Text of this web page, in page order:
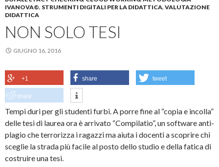
IVANOVA©, STRUMENTI DIGITALI PER LA DIDATTICA, VALUTAZIONE
DIDATTICA
NON SOLO TESI
GIUGNO 16, 2016
+1 share tweet
share
Tempi duri per gli studenti furbi. A porre fine al “copia e incolla”
delle tesi di laurea ora è arrivato “Compilatio”, un software anti-
plagio che terrorizza i ragazzi ma aiuta i docenti a scoprire chi
sceglie la strada più facile al posto dello studio e della fatica di
costruire una tesi.